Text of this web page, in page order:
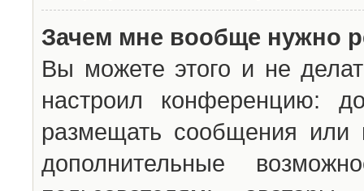
Зачем мне вообще нужно
Вы можете этого и не
настроил конференцию:
размещать сообщения или
дополнительные